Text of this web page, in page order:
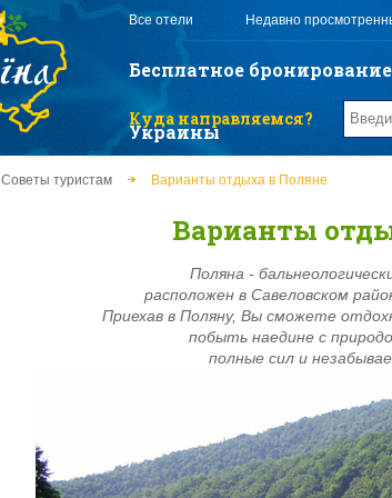
Советы туристам Варианты отдыха в Поляне
Варианты
Поляна -
расположен в Савеловском
Приехав в Поляну, Вы сможете
побыть наедине с
полные сил и
Все отели Недавно
Бесплатное
Украины
Куда направляемся?